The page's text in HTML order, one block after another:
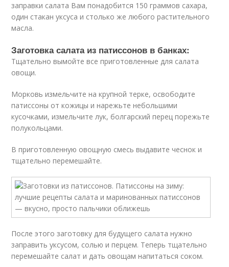
заправки салата Вам понадобится 150 граммов сахара,
один стакан уксуса и столько же любого растительного
масла.
Заготовка салата из патиссонов в банках:
Тщательно вымойте все приготовленные для салата
овощи.
Морковь измельчите на крупной терке, освободите
патиссоны от кожицы и нарежьте небольшими
кусочками, измельчите лук, болгарский перец порежьте
полукольцами.
В приготовленную овощную смесь выдавите чеснок и
тщательно перемешайте.
После этого заготовку для будущего салата нужно
заправить уксусом, солью и перцем. Теперь тщательно
перемешайте салат и дать овощам напитаться соком.